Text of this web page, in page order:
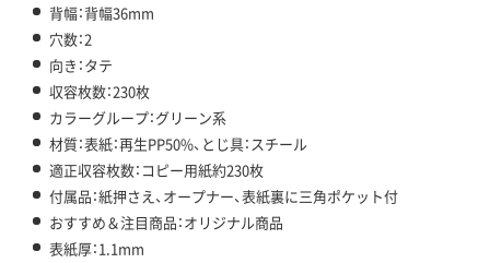
背幅：背幅36mm
穴数：2
向き：タテ
収容枚数：230枚
カラーグループ：グリーン系
材質：表紙：再生PP50%、とじ具：スチール
適正収容枚数：コピー用紙約230枚
付属品：紙押さえ、オープナー、表紙裏に三角ポケット付
おすすめ＆注目商品：オリジナル商品
表紙厚：1.1mm